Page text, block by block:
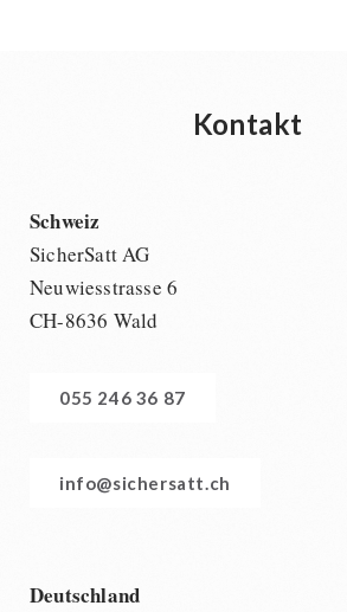
Kontakt
Schweiz
SicherSatt AG
Neuwiesstrasse 6
CH-8636 Wald
055 246 36 87
info@sichersatt.ch
Deutschland